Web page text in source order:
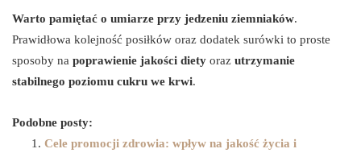
Warto pamiętać o umiarze przy jedzeniu ziemniaków.
Prawidłowa kolejność posiłków oraz dodatek surówki to proste
sposoby na poprawienie jakości diety oraz utrzymanie
stabilnego poziomu cukru we krwi.
Podobne posty:
Cele promocji zdrowia: wpływ na jakość życia i